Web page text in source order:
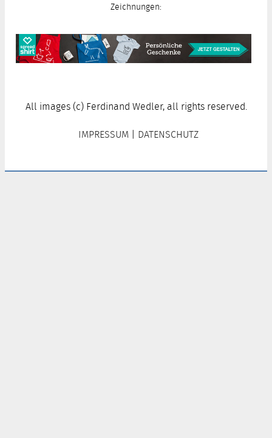
Zeichnungen:
All images (c) Ferdinand Wedler, all rights reserved.
IMPRESSUM | DATENSCHUTZ